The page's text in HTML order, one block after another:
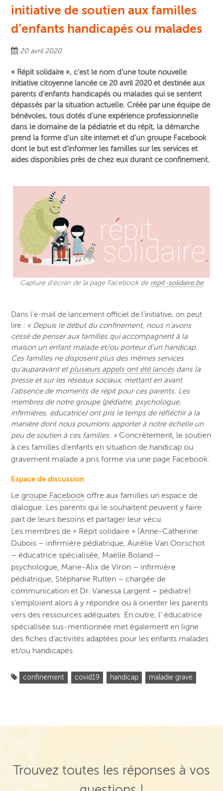
initiative de soutien aux familles
d’enfants handicapés ou malades
20 avril 2020
« Répit solidaire », c’est le nom d’une toute nouvelle
initiative citoyenne lancée ce 20 avril 2020 et destinée aux
parents d’enfants handicapés ou malades qui se sentent
dépassés par la situation actuelle. Créée par une équipe de
bénévoles, tous dotés d’une expérience professionnelle
dans le domaine de la pédiatrie et du répit, la démarche
prend la forme d’un site internet et d’un groupe Facebook
dont le but est d’informer les familles sur les services et
aides disponibles près de chez eux durant ce confinement.
Capture d’écran de la page Facebook de repit-solidaire.be
Dans l’e-mail de lancement officiel de l’initiative, on peut
lire : « Depuis le début du confinement, nous n’avons
cessé de penser aux familles qui accompagnent à la
maison un enfant malade et/ou porteur d’un handicap.
Ces familles ne disposent plus des mêmes services
qu’auparavant et plusieurs appels ont été lancésdans la
presse et sur les réseaux sociaux, mettant en avant
l’absence de moments de répit pour ces parents. Les
membres de notre groupe (pédiatre, psychologue,
infirmières, éducatrice) ont pris le temps de réfléchir à la
manière dont nous pourrions apporter à notre échelle un
peu de soutien à ces familles. » Concrètement, le soutien
à ces familles d’enfants en situation de handicap ou
gravement malade a pris forme via une page Facebook.
Espace de discussion
Le groupe Facebook offre aux familles un espace de
dialogue. Les parents qui le souhaitent peuvent y faire
part de leurs besoins et partager leur vécu.
Les membres de « Répit solidaire » (Anne-Catherine
Dubois – infirmière pédiatrique, Aurélie Van Oorschot
– éducatrice spécialisée, Maëlle Boland –
psychologue, Marie-Alix de Viron – infirmière
pédiatrique, Stéphanie Rutten – chargée de
communication et Dr. Vanessa Largent – pédiatre)
s’emploientalors ày répondre ou à orienter les parents
vers des ressources adéquates. En outre, l’ éducatrice
spécialisée sus-mentionnée met également en ligne
des fiches d’activités adaptées pour les enfants malades
et/ou handicapés.
confinement covid19 handicap maladie grave
Trouvez toutes les réponses à vos